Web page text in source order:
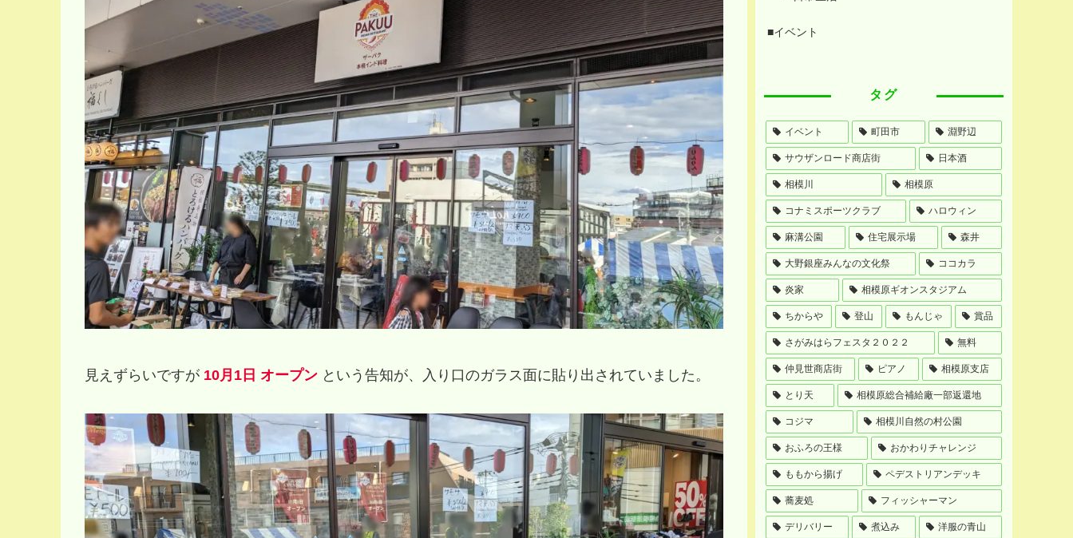
見えずらいですが 10月1日 オープン という告知が、入り口のガラス面に貼り出されていました。
■イベント
タグ
イベント 町田市 淵野辺
サウザンロード商店街 日本酒
相模川 相模原
コナミスポーツクラブ ハロウィン
麻溝公園 住宅展示場 森井
大野銀座みんなの文化祭 ココカラ
炎家 相模原ギオンスタジアム
ちからや 登山 もんじゃ 賞品
さがみはらフェスタ２０２２ 無料
仲見世商店街 ピアノ 相模原支店
とり天 相模原総合補給廠一部返還地
コジマ 相模川自然の村公園
おふろの王様 おかわりチャレンジ
ももから揚げ ペデストリアンデッキ
蕎麦処 フィッシャーマン
デリバリー 煮込み 洋服の青山